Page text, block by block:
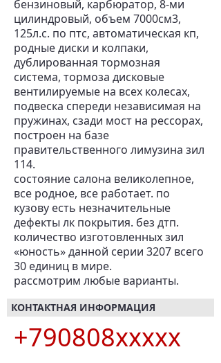
бензиновый, карбюратор, 8-ми
цилиндровый, объем 7000см3,
125л.с. по птс, автоматическая кп,
родные диски и колпаки,
дублированная тормозная
система, тормоза дисковые
вентилируемые на всех колесах,
подвеска спереди независимая на
пружинах, сзади мост на рессорах,
построен на базе
правительственного лимузина зил
114.
состояние салона великолепное,
все родное, все работает. по
кузову есть незначительные
дефекты лк покрытия. без дтп.
количество изготовленных зил
«юность» данной серии 3207 всего
30 единиц в мире.
рассмотрим любые варианты.
КОНТАКТНАЯ ИНФОРМАЦИЯ
+790808xxxxx